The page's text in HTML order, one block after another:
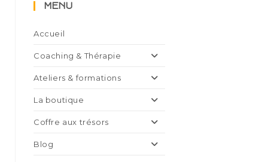
MENU
Accueil
Coaching & Thérapie
Ateliers & formations
La boutique
Coffre aux trésors
Blog